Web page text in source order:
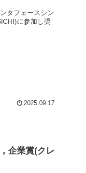
タフェースシン
に参加し奨
2025.09.17
企業賞(クレ